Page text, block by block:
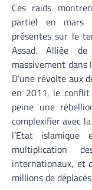
Ces raids
partiel en mars
présentes sur le
Assad. Alliée
massivement dans
D’une révolte aux
en 2011, le conflit
peine une
complexifier avec
l’Etat
multiplication
internationaux, et
millions de